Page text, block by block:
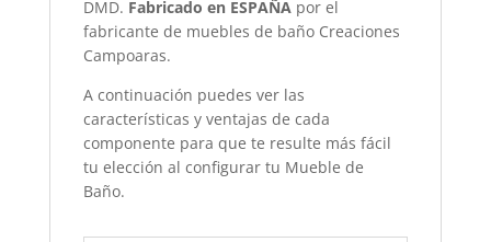
DMD. Fabricado en ESPAÑA por el
fabricante de muebles de baño Creaciones
Campoaras.
A continuación puedes ver las
características y ventajas de cada
componente para que te resulte más fácil
tu elección al configurar tu Mueble de
Baño.